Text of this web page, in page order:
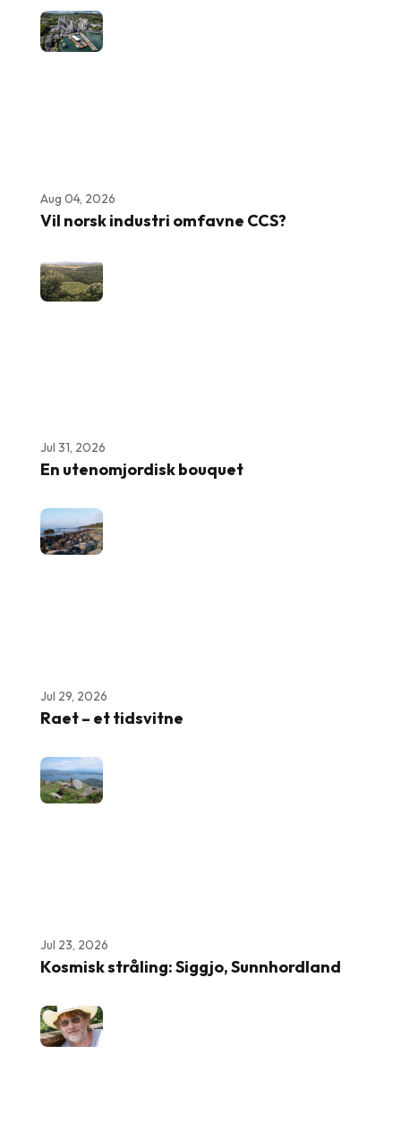
Aug 04, 2026
Vil norsk industri omfavne CCS?
Jul 31, 2026
En utenomjordisk bouquet
Jul 29, 2026
Raet – et tidsvitne
Jul 23, 2026
Kosmisk stråling: Siggjo, Sunnhordland